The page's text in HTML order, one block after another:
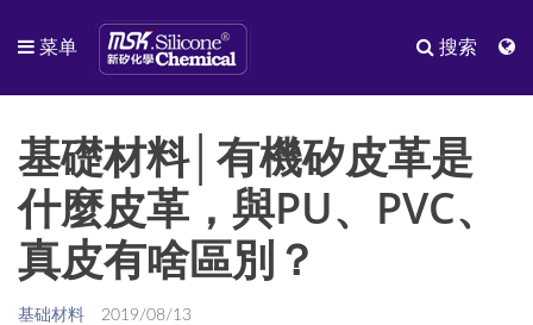
菜单 搜索
基礎材料│有機矽皮革是
什麼皮革，與PU、PVC、
真皮有啥區別？
基础材料 2019/08/13